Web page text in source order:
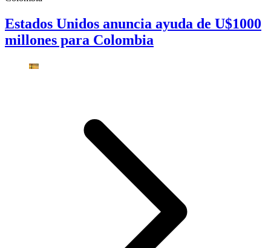
Estados Unidos anuncia ayuda de U$1000
millones para Colombia